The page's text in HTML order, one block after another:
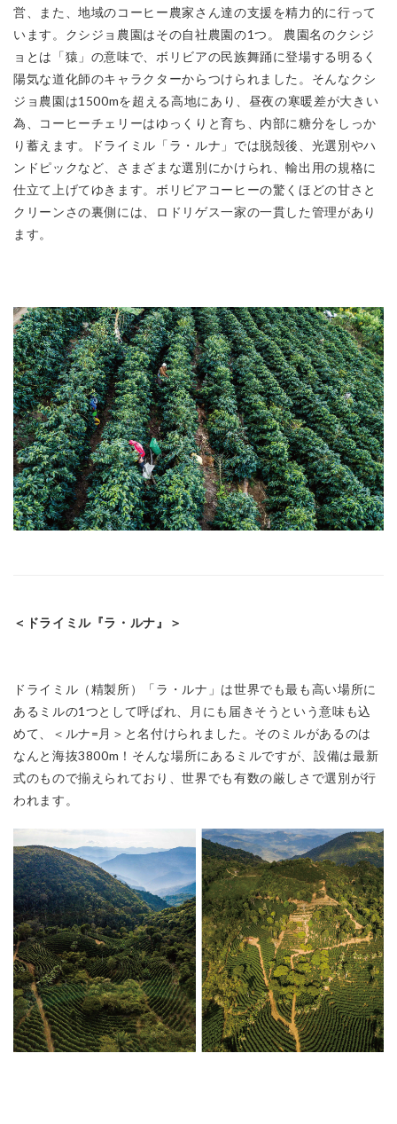
営、また、地域のコーヒー農家さん達の支援を精力的に行って
います。クシジョ農園はその自社農園の1つ。 農園名のクシジ
ョとは「猿」の意味で、ボリビアの民族舞踊に登場する明るく
陽気な道化師のキャラクターからつけられました。そんなクシ
ジョ農園は1500mを超える高地にあり、昼夜の寒暖差が大きい
為、コーヒーチェリーはゆっくりと育ち、内部に糖分をしっか
り蓄えます。ドライミル「ラ・ルナ」では脱殻後、光選別やハ
ンドピックなど、さまざまな選別にかけられ、輸出用の規格に
仕立て上げてゆきます。ボリビアコーヒーの驚くほどの甘さと
クリーンさの裏側には、ロドリゲス一家の一貫した管理があり
ます。
＜ドライミル『ラ・ルナ』＞
ドライミル（精製所）「ラ・ルナ」は世界でも最も高い場所に
あるミルの1つとして呼ばれ、月にも届きそうという意味も込
めて、＜ルナ=月＞と名付けられました。そのミルがあるのは
なんと海抜3800m！そんな場所にあるミルですが、設備は最新
式のもので揃えられており、世界でも有数の厳しさで選別が行
われます。